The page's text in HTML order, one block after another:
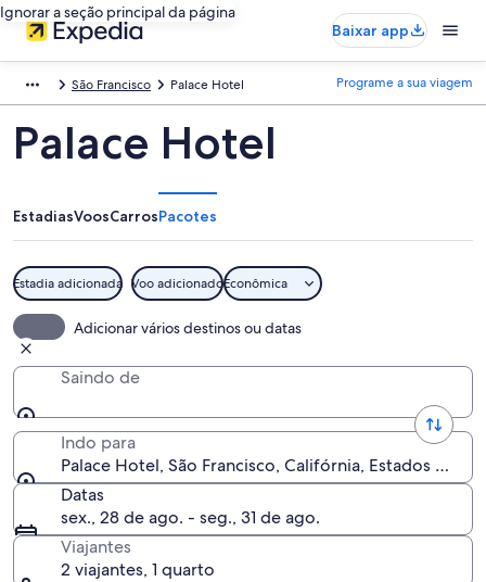
Ignorar a seção principal da página
Baixar app
São Francisco Palace Hotel Programe a sua viagem
Palace Hotel
EstadiasVoosCarrosPacotes
Estadia adicionada Voo adicionadoEconômica
Adicionar vários destinos ou datas
Saindo de
Indo para
Palace Hotel, São Francisco, Califórnia, Estados
Datas
sex., 28 de ago. - seg., 31 de ago.
Viajantes
2 viajantes, 1 quarto